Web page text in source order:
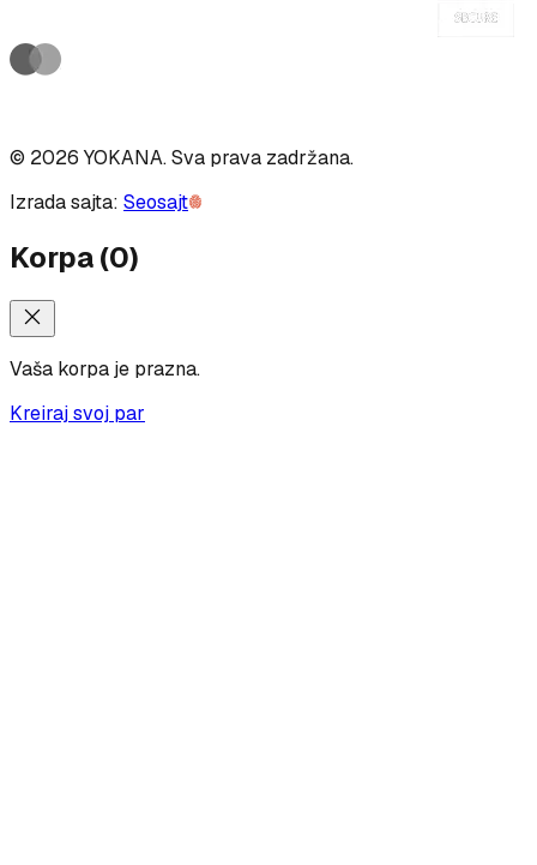
© 2026 YOKANA.Sva prava zadržana.
Izrada sajta: Seosajt
Korpa(0)
Vaša korpa je prazna.
Kreiraj svoj par